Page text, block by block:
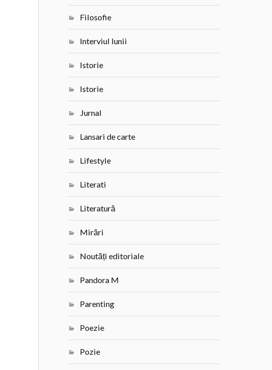
Filosofie
Interviul lunii
Istorie
Istorie
Jurnal
Lansari de carte
Lifestyle
Literati
Literatură
Mirări
Noutăți editoriale
Pandora M
Parenting
Poezie
Pozie